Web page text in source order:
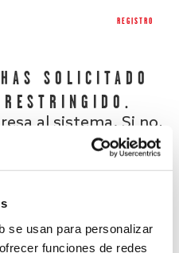
se usan para personalizar
funciones de redes
REGISTRO
SOLICITADO
RESTRINGIDO.
al sistema. Si no,